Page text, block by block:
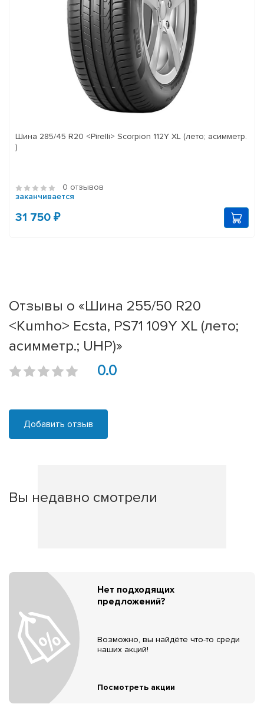
Шина 285/45 R20 <Pirelli> Scorpion 112Y XL (лето; асимметр.
)
0 отзывов
заканчивается
31 750 ₽
Отзывы о «Шина 255/50 R20
<Kumho> Ecsta, PS71 109Y XL (лето;
асимметр.; UHP)»
0.0
Добавить отзыв
Вы недавно смотрели
Нет подходящих
предложений?
Возможно, вы найдёте что-то среди
наших акций!
Посмотреть акции